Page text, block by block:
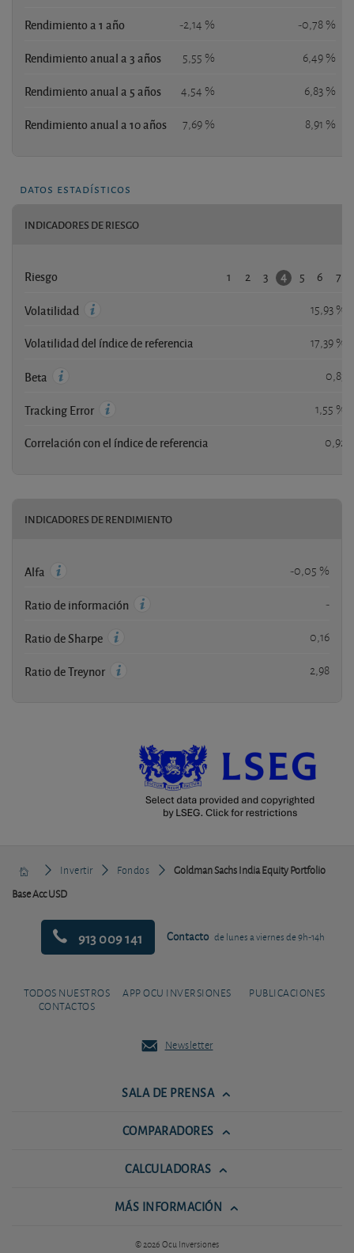
Rendimiento a 1 año -2,14 % -0,78 %
Rendimiento anual a 3 años 5,55 % 6,49 %
Rendimiento anual a 5 años 4,54 % 6,83 %
Rendimiento anual a 10 años 7,69 % 8,91 %
datos estadísticos
INDICADORES DE RIESGO
Riesgo 1 2 3 4 5 6 7
Volatilidad 15,93 %
Volatilidad del índice de referencia 17,39 %
Beta 0,83
Tracking Error 1,55 %
Correlación con el índice de referencia 0,92
INDICADORES DE RENDIMIENTO
Alfa -0,05 %
Ratio de información -
Ratio de Sharpe 0,16
Ratio de Treynor 2,98
Invertir Fondos
Goldman Sachs India Equity Portfolio
Base Acc USD
913 009 141 Contacto de lunes a viernes de 9h-14h
TODOS NUESTROS
CONTACTOS
APP OCU INVERSIONES PUBLICACIONES
Newsletter
SALA DE PRENSA
COMPARADORES
CALCULADORAS
MÁS INFORMACIÓN
© 2026 Ocu Inversiones